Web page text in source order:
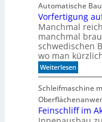
e
a
l
r
i
e
n
n
l
o
h
n
t
s
i
h
C
N
C
Automatische
Vorfertigung
Manchmal
manchmal
schwedischen
wo man
Weiterlesen:
V
o
r
f
e
r
Schleifmaschine
Feinschliff im